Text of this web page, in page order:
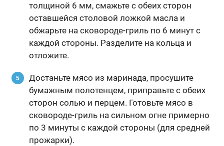
толщиной 6 мм, смажьте с обеих сторон
оставшейся столовой ложкой масла и
обжарьте на сковороде-гриль по 6 минут с
каждой стороны. Разделите на кольца и
отложите.
Достаньте мясо из маринада, просушите
бумажным полотенцем, приправьте с обеих
сторон солью и перцем. Готовьте мясо в
сковороде-гриль на сильном огне примерно
по 3 минуты с каждой стороны (для средней
прожарки).